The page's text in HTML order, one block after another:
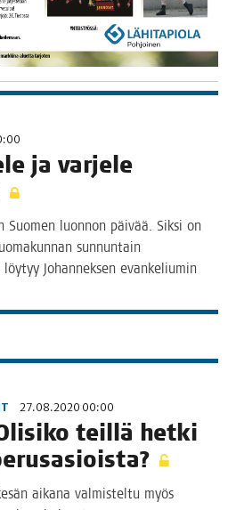
ja var­je­le
Suo­men luon­non päi­vää. Sik­si on
sun­nun­tain
Johan­nek­sen evan­ke­liu­min
27.08.2020 00:00
teil­lä het­ki
aika­na val­mis­tel­tu myös